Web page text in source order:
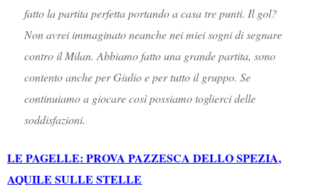
fatto la partita perfetta portando a casa tre punti. Il gol?
Non avrei immaginato neanche nei miei sogni di segnare
contro il Milan. Abbiamo fatto una grande partita, sono
contento anche per Giulio e per tutto il gruppo. Se
continuiamo a giocare così possiamo toglierci delle
soddisfazioni.
LE PAGELLE: PROVA PAZZESCA DELLO SPEZIA,
AQUILE SULLE STELLE